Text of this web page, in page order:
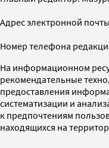
Адрес электронной
Номер телефона
На информационном
рекомендательные
предоставления
систематизации и
к предпочтениям
находящихся на